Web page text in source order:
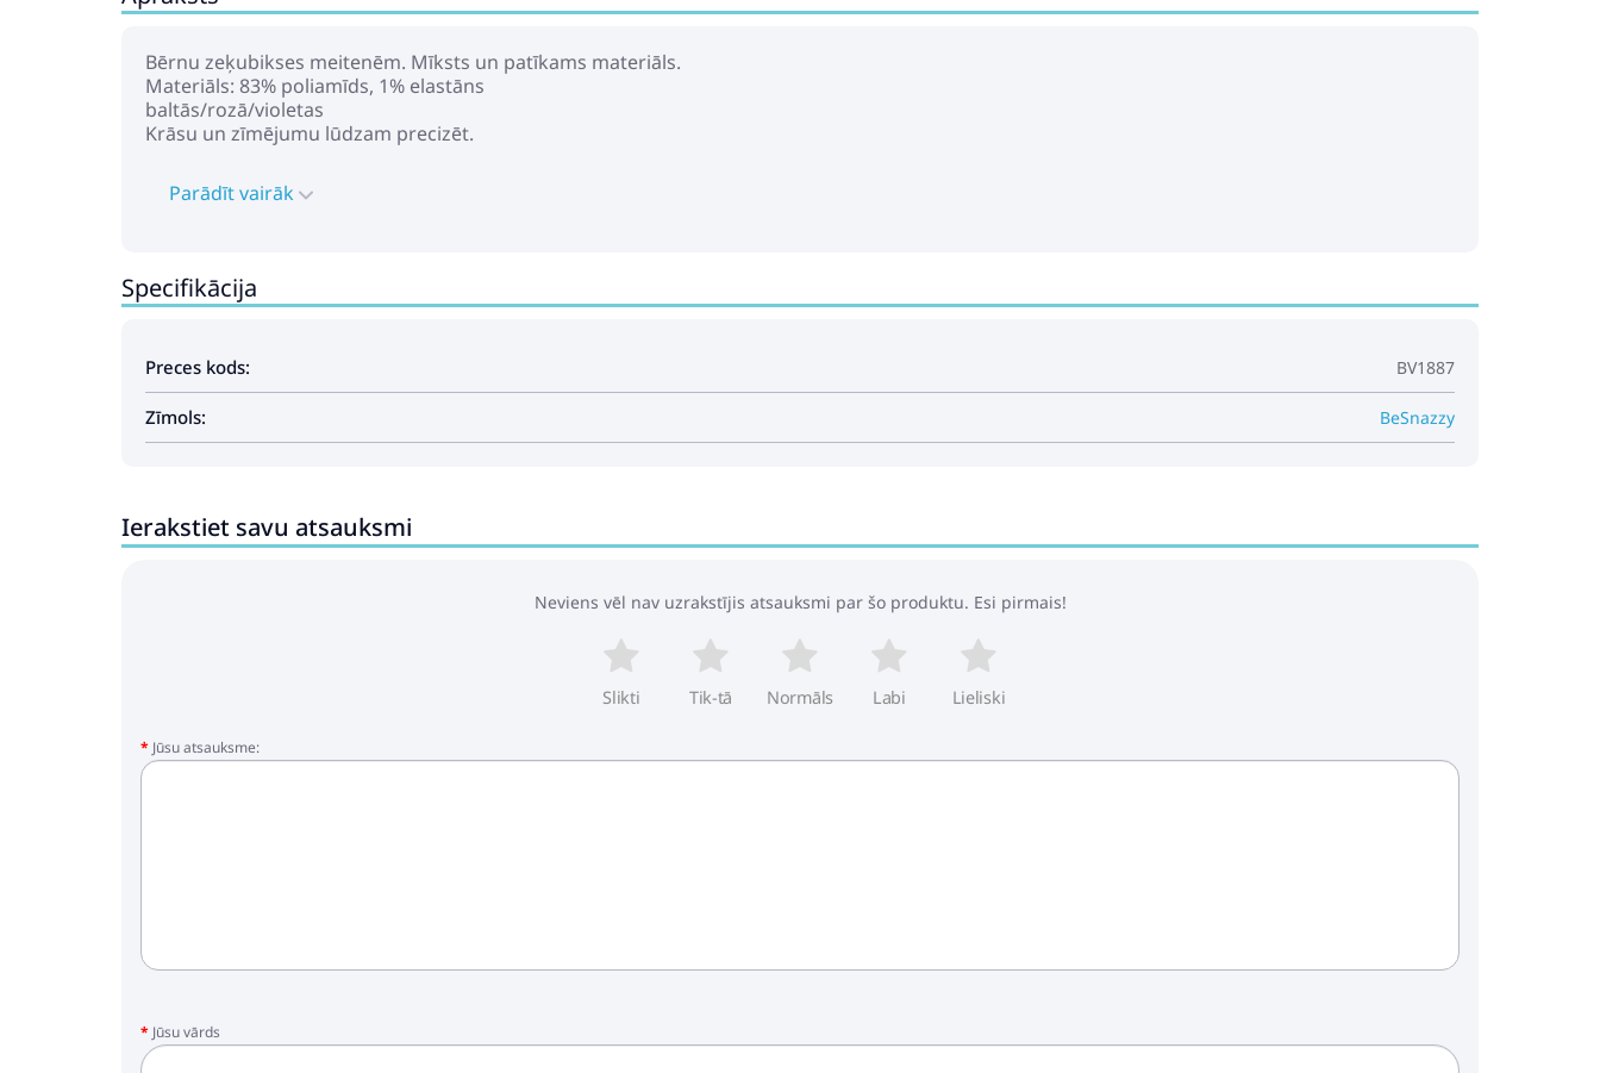
Bērnu zeķubikses meitenēm. Mīksts un patīkams materiāls.
Materiāls: 83% poliamīds, 1% elastāns
baltās/rozā/violetas
Krāsu un zīmējumu lūdzam precizēt.
Parādīt vairāk
Specifikācija
Preces kods: BV1887
Zīmols: BeSnazzy
Ierakstiet savu atsauksmi
Neviens vēl nav uzrakstījis atsauksmi par šo produktu. Esi pirmais!
Slikti Tik-tā Normāls Labi Lieliski
Jūsu atsauksme:
Jūsu vārds